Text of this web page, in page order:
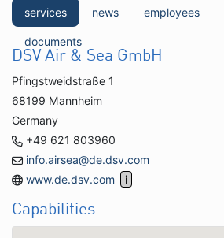
services news employees
documents
DSV Air & Sea GmbH
Pfingstweidstraße 1
68199 Mannheim
Germany
+49 621 803960
info.airsea@de.dsv.com
www.de.dsv.com
Capabilities